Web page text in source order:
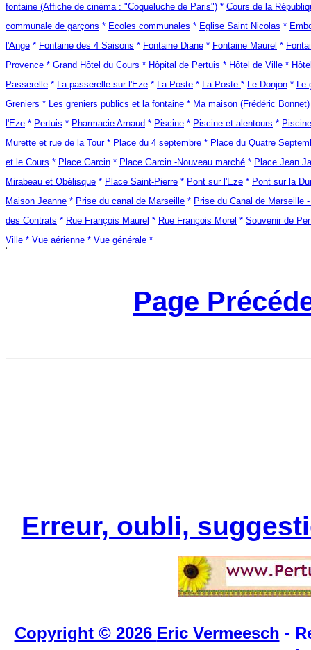
fontaine (Affiche de cinéma : "Coqueluche de Paris") * Cours de la
communale de garçons * Ecoles communales * Eglise Saint Nicolas *
l'Ange * Fontaine des 4 Saisons * Fontaine Diane * Fontaine Maurel *
Provence * Grand Hôtel du Cours * Hôpital de Pertuis * Hôtel de Ville *
Passerelle * La passerelle sur l'Eze * La Poste * La Poste * Le Donjon * Le
Greniers * Les greniers publics et la fontaine * Ma maison (Frédéric Bonnet)
l'Eze * Pertuis * Pharmacie Arnaud * Piscine * Piscine et alentours *
Murette et rue de la Tour* Place du 4 septembre * Place du Quatre
et le Cours * Place Garcin * Place Garcin -Nouveau marché * Place Jean
Mirabeau et Obélisque * Place Saint-Pierre * Pont sur l'Eze * Pont sur la
Maison Jeanne * Prise du canal de Marseille * Prise du Canal de Marseille
des Contrats * Rue François Maurel * Rue François Morel * Souvenir de
Ville * Vue aérienne * Vue générale *
Page
Erreur, oubli,
Copyright © 2026 Eric Vermeesch -